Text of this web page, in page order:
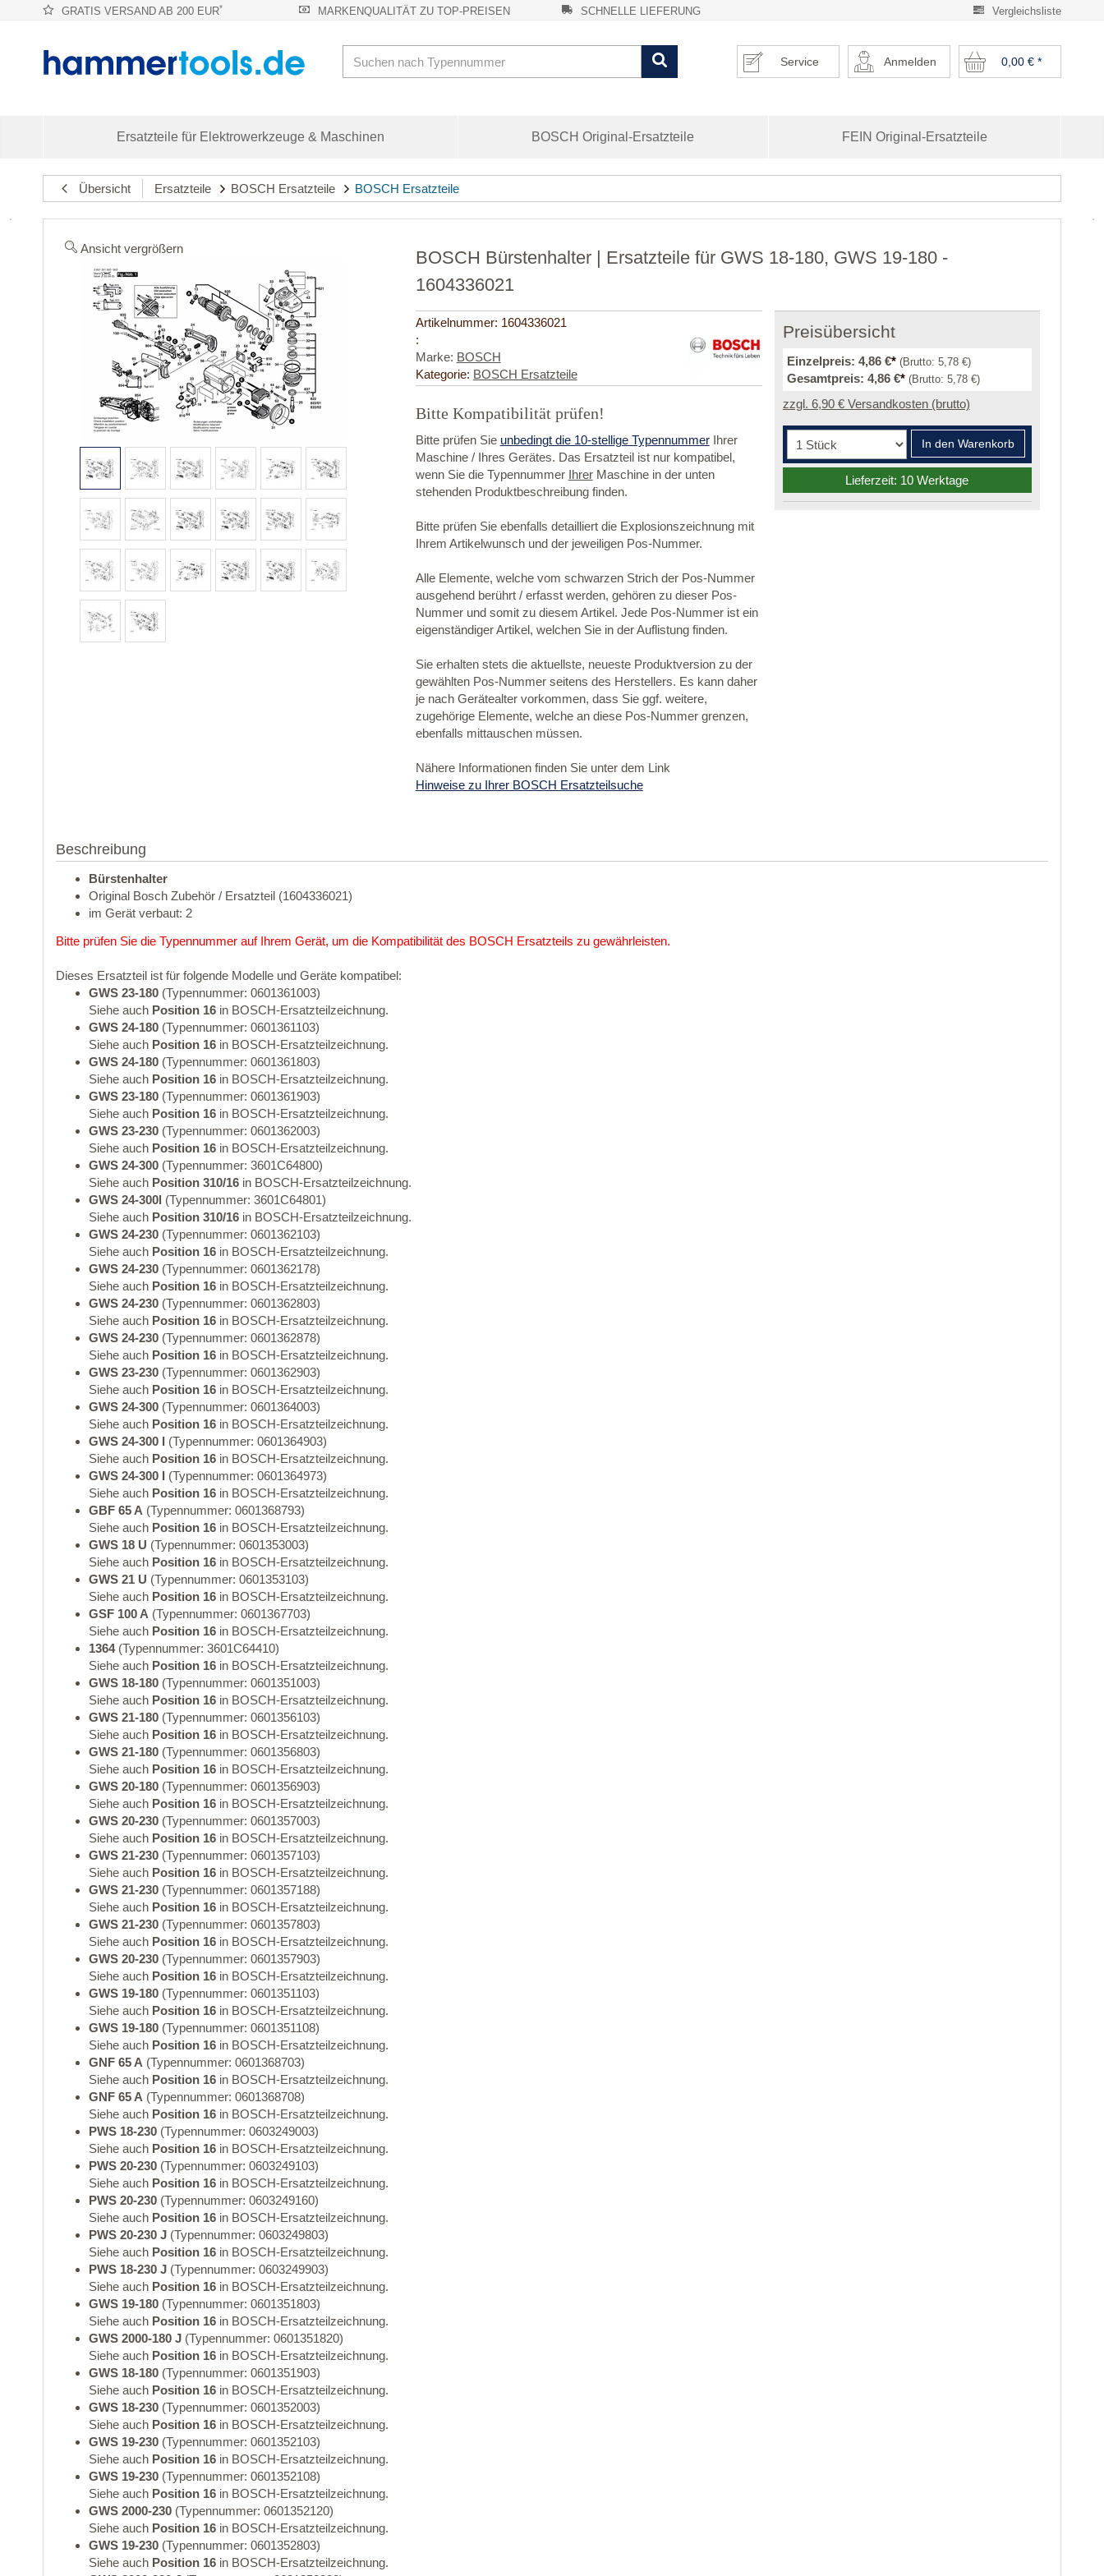
Vergleichsliste
GRATIS VERSAND AB 200 EUR* MARKENQUALITÄT ZU TOP-PREISEN SCHNELLE LIEFERUNG
0,00 €*
Anmelden
Service
Ersatzteile für Elektrowerkzeuge & Maschinen BOSCH Original-Ersatzteile FEIN Original-Ersatzteile
Übersicht Ersatzteile BOSCH Ersatzteile BOSCH Ersatzteile
Ansicht vergrößern
BOSCH Bürstenhalter | Ersatzteile für GWS 18-180, GWS 19-180 -
1604336021
Artikelnummer: 1604336021
:
Marke: BOSCH
Kategorie: BOSCH Ersatzteile
Bitte Kompatibilität prüfen!
Bitte prüfen Sie unbedingt die 10-stellige TypennummerIhrer
Maschine / Ihres Gerätes. Das Ersatzteil ist nur kompatibel,
wenn Sie die Typennummer IhrerMaschine in der unten
stehenden Produktbeschreibung finden.
Bitte prüfen Sie ebenfalls detailliert die Explosionszeichnung mit
Ihrem Artikelwunsch und der jeweiligen Pos-Nummer.
Alle Elemente, welche vom schwarzen Strich der Pos-Nummer
ausgehend berührt / erfasst werden, gehören zu dieser Pos-
Nummer und somit zu diesem Artikel. Jede Pos-Nummer ist ein
eigenständiger Artikel, welchen Sie in der Auflistung finden.
Sie erhalten stets die aktuellste, neueste Produktversion zu der
gewählten Pos-Nummer seitens des Herstellers. Es kann daher
je nach Gerätealter vorkommen, dass Sie ggf. weitere,
zugehörige Elemente, welche an diese Pos-Nummer grenzen,
ebenfalls mittauschen müssen.
Nähere Informationen finden Sie unter dem Link
Hinweise zu Ihrer BOSCH Ersatzteilsuche
Preisübersicht
Einzelpreis: 4,86 €* (Brutto: 5,78 €)
Gesamtpreis: 4,86 €* (Brutto: 5,78 €)
zzgl. 6,90 € Versandkosten (brutto)
In den Warenkorb
Lieferzeit: 10 Werktage
Beschreibung
Bürstenhalter
Original Bosch Zubehör / Ersatzteil (1604336021)
im Gerät verbaut: 2
Bitte prüfen Sie die Typennummer auf Ihrem Gerät, um die Kompatibilität des BOSCH Ersatzteils zu gewährleisten.
Dieses Ersatzteil ist für folgende Modelle und Geräte kompatibel:
GWS 23-180 (Typennummer: 0601361003)
Siehe auch Position 16 in BOSCH-Ersatzteilzeichnung.
GWS 24-180 (Typennummer: 0601361103)
Siehe auch Position 16 in BOSCH-Ersatzteilzeichnung.
GWS 24-180 (Typennummer: 0601361803)
Siehe auch Position 16 in BOSCH-Ersatzteilzeichnung.
GWS 23-180 (Typennummer: 0601361903)
Siehe auch Position 16 in BOSCH-Ersatzteilzeichnung.
GWS 23-230 (Typennummer: 0601362003)
Siehe auch Position 16 in BOSCH-Ersatzteilzeichnung.
GWS 24-300 (Typennummer: 3601C64800)
Siehe auch Position 310/16 in BOSCH-Ersatzteilzeichnung.
GWS 24-300l (Typennummer: 3601C64801)
Siehe auch Position 310/16 in BOSCH-Ersatzteilzeichnung.
GWS 24-230 (Typennummer: 0601362103)
Siehe auch Position 16 in BOSCH-Ersatzteilzeichnung.
GWS 24-230 (Typennummer: 0601362178)
Siehe auch Position 16 in BOSCH-Ersatzteilzeichnung.
GWS 24-230 (Typennummer: 0601362803)
Siehe auch Position 16 in BOSCH-Ersatzteilzeichnung.
GWS 24-230 (Typennummer: 0601362878)
Siehe auch Position 16 in BOSCH-Ersatzteilzeichnung.
GWS 23-230 (Typennummer: 0601362903)
Siehe auch Position 16 in BOSCH-Ersatzteilzeichnung.
GWS 24-300 (Typennummer: 0601364003)
Siehe auch Position 16 in BOSCH-Ersatzteilzeichnung.
GWS 24-300 I (Typennummer: 0601364903)
Siehe auch Position 16 in BOSCH-Ersatzteilzeichnung.
GWS 24-300 I (Typennummer: 0601364973)
Siehe auch Position 16 in BOSCH-Ersatzteilzeichnung.
GBF 65 A (Typennummer: 0601368793)
Siehe auch Position 16 in BOSCH-Ersatzteilzeichnung.
GWS 18 U (Typennummer: 0601353003)
Siehe auch Position 16 in BOSCH-Ersatzteilzeichnung.
GWS 21 U (Typennummer: 0601353103)
Siehe auch Position 16 in BOSCH-Ersatzteilzeichnung.
GSF 100 A (Typennummer: 0601367703)
Siehe auch Position 16 in BOSCH-Ersatzteilzeichnung.
1364(Typennummer: 3601C64410)
Siehe auch Position 16 in BOSCH-Ersatzteilzeichnung.
GWS 18-180 (Typennummer: 0601351003)
Siehe auch Position 16 in BOSCH-Ersatzteilzeichnung.
GWS 21-180 (Typennummer: 0601356103)
Siehe auch Position 16 in BOSCH-Ersatzteilzeichnung.
GWS 21-180 (Typennummer: 0601356803)
Siehe auch Position 16 in BOSCH-Ersatzteilzeichnung.
GWS 20-180 (Typennummer: 0601356903)
Siehe auch Position 16 in BOSCH-Ersatzteilzeichnung.
GWS 20-230 (Typennummer: 0601357003)
Siehe auch Position 16 in BOSCH-Ersatzteilzeichnung.
GWS 21-230 (Typennummer: 0601357103)
Siehe auch Position 16 in BOSCH-Ersatzteilzeichnung.
GWS 21-230 (Typennummer: 0601357188)
Siehe auch Position 16 in BOSCH-Ersatzteilzeichnung.
GWS 21-230 (Typennummer: 0601357803)
Siehe auch Position 16 in BOSCH-Ersatzteilzeichnung.
GWS 20-230 (Typennummer: 0601357903)
Siehe auch Position 16 in BOSCH-Ersatzteilzeichnung.
GWS 19-180 (Typennummer: 0601351103)
Siehe auch Position 16 in BOSCH-Ersatzteilzeichnung.
GWS 19-180 (Typennummer: 0601351108)
Siehe auch Position 16 in BOSCH-Ersatzteilzeichnung.
GNF 65 A (Typennummer: 0601368703)
Siehe auch Position 16 in BOSCH-Ersatzteilzeichnung.
GNF 65 A (Typennummer: 0601368708)
Siehe auch Position 16 in BOSCH-Ersatzteilzeichnung.
PWS 18-230 (Typennummer: 0603249003)
Siehe auch Position 16 in BOSCH-Ersatzteilzeichnung.
PWS 20-230 (Typennummer: 0603249103)
Siehe auch Position 16 in BOSCH-Ersatzteilzeichnung.
PWS 20-230 (Typennummer: 0603249160)
Siehe auch Position 16 in BOSCH-Ersatzteilzeichnung.
PWS 20-230 J (Typennummer: 0603249803)
Siehe auch Position 16 in BOSCH-Ersatzteilzeichnung.
PWS 18-230 J (Typennummer: 0603249903)
Siehe auch Position 16 in BOSCH-Ersatzteilzeichnung.
GWS 19-180 (Typennummer: 0601351803)
Siehe auch Position 16 in BOSCH-Ersatzteilzeichnung.
GWS 2000-180 J (Typennummer: 0601351820)
Siehe auch Position 16 in BOSCH-Ersatzteilzeichnung.
GWS 18-180 (Typennummer: 0601351903)
Siehe auch Position 16 in BOSCH-Ersatzteilzeichnung.
GWS 18-230 (Typennummer: 0601352003)
Siehe auch Position 16 in BOSCH-Ersatzteilzeichnung.
GWS 19-230 (Typennummer: 0601352103)
Siehe auch Position 16 in BOSCH-Ersatzteilzeichnung.
GWS 19-230 (Typennummer: 0601352108)
Siehe auch Position 16 in BOSCH-Ersatzteilzeichnung.
GWS 2000-230 (Typennummer: 0601352120)
Siehe auch Position 16 in BOSCH-Ersatzteilzeichnung.
GWS 19-230 (Typennummer: 0601352803)
Siehe auch Position 16 in BOSCH-Ersatzteilzeichnung.